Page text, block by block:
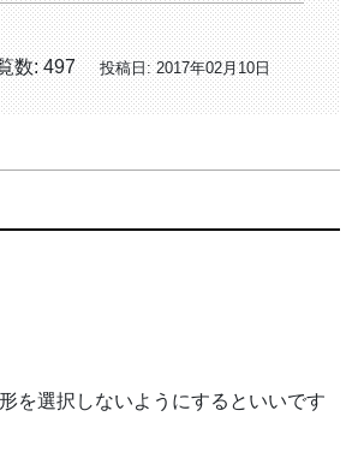
数: 497 投稿日: 2017年02月10日
を選択しないようにするといいです